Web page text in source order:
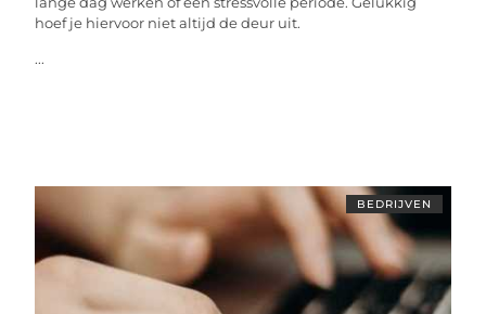
hoef je hiervoor niet altijd de deur uit.
...
BEDRIJVEN